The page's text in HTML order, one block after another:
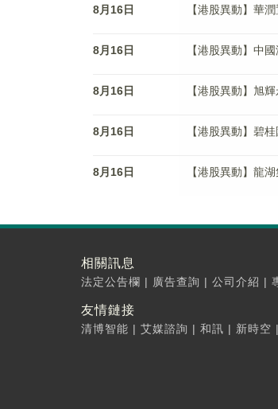
8月16日 【港股異動】華
8月16日 【港股異動】中
8月16日 【港股異動】旭
8月16日 【港股異動】碧
8月16日 【港股異動】龍
相關訊息
法定公告欄 | 廣告查詢 | 公司介紹 |
友情鏈接
清博智能 | 艾媒諮詢 | 和訊 | 新時空 |